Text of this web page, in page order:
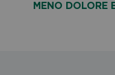
MENO DOLORE